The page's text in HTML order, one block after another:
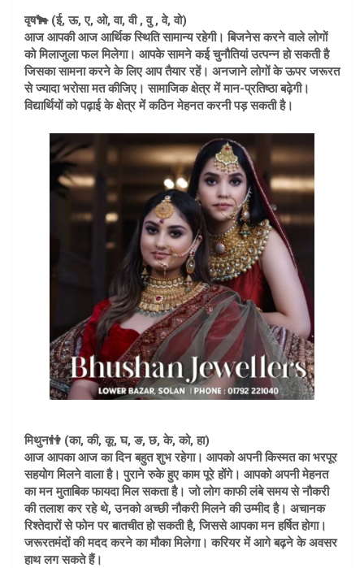
वृष🐂 (ई, ऊ, ए, ओ, वा, वी , वु , वे, वो)
आज आपकी आज आर्थिक स्थिति सामान्य रहेगी। बिजनेस करने वाले लोगों
को मिलाजुला फल मिलेगा। आपके सामने कई चुनौतियां उत्पन्न हो सकती है
जिसका सामना करने के लिए आप तैयार रहें। अनजाने लोगों के ऊपर जरूरत
से ज्यादा भरोसा मत कीजिए। सामाजिक क्षेत्र में मान-प्रतिष्ठा बढ़ेगी।
विद्यार्थियों को पढ़ाई के क्षेत्र में कठिन मेहनत करनी पड़ सकती है।
मिथुन👫 (का, की, कू, घ, ङ, छ, के, को, हा)
आज आपका आज का दिन बहुत शुभ रहेगा। आपको अपनी किस्मत का भरपूर
सहयोग मिलने वाला है। पुराने रुके हुए काम पूरे होंगे। आपको अपनी मेहनत
का मन मुताबिक फायदा मिल सकता है। जो लोग काफी लंबे समय से नौकरी
की तलाश कर रहे थे, उनको अच्छी नौकरी मिलने की उम्मीद है। अचानक
रिश्तेदारों से फोन पर बातचीत हो सकती है, जिससे आपका मन हर्षित होगा।
जरूरतमंदों की मदद करने का मौका मिलेगा। करियर में आगे बढ़ने के अवसर
हाथ लग सकते हैं।